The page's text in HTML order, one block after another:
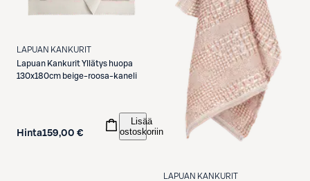
LAPUAN KANKURIT
Lapuan KankuritYllätys huopa
130x180cm beige-roosa-kaneli
Hinta159,00 €
Lisää
ostoskoriin
LAPUAN KANKURIT